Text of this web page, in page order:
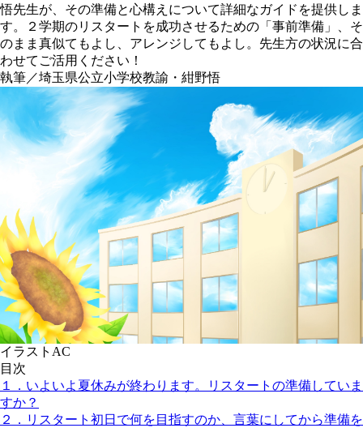
悟先生が、その準備と心構えについて詳細なガイドを提供しま
す。２学期のリスタートを成功させるための「事前準備」、そ
のまま真似てもよし、アレンジしてもよし。先生方の状況に合
わせてご活用ください！
執筆／埼玉県公立小学校教諭・紺野悟
イラストAC
目次
１．いよいよ夏休みが終わります。リスタートの準備していま
すか？
２．リスタート初日で何を目指すのか、言葉にしてから準備を